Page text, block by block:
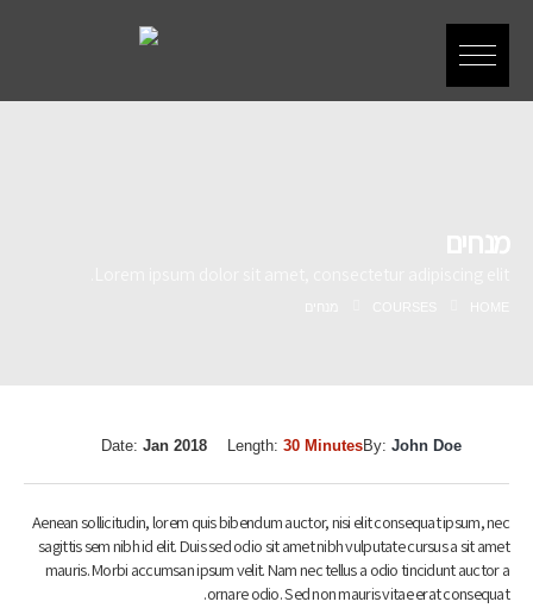
By: John Doe
Length: 30 Minutes
Date: Jan 2018
Aenean sollicitudin, lorem quis bibendum auctor, nisi elit consequat ipsum, nec
sagittis sem nibh id elit. Duis sed odio sit amet nibh vulputate cursus a sit amet
mauris. Morbi accumsan ipsum velit. Nam nec tellus a odio tincidunt auctor a
ornare odio. Sed non mauris vitae erat consequat.